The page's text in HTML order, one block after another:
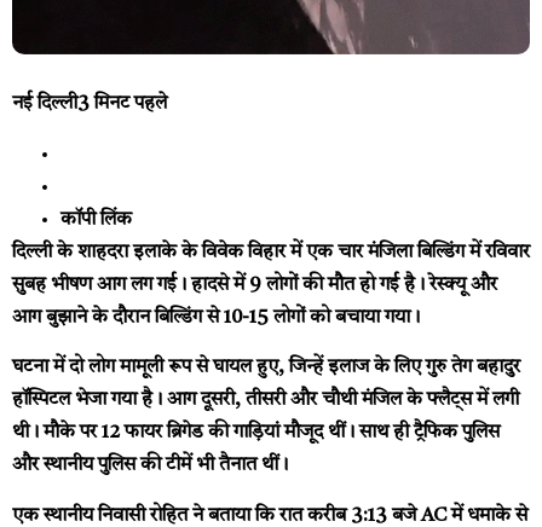
नई दिल्ली3 मिनट पहले
कॉपी लिंक
दिल्ली के शाहदरा इलाके के विवेक विहार में एक चार मंजिला बिल्डिंग में रविवार
सुबह भीषण आग लग गई। हादसे में 9 लोगों की मौत हो गई है। रेस्क्यू और
आग बुझाने के दौरान बिल्डिंग से 10-15 लोगों को बचाया गया।
घटना में दो लोग मामूली रूप से घायल हुए, जिन्हें इलाज के लिए गुरु तेग बहादुर
हॉस्पिटल भेजा गया है। आग दूसरी, तीसरी और चौथी मंजिल के फ्लैट्स में लगी
थी। मौके पर 12 फायर ब्रिगेड की गाड़ियां मौजूद थीं। साथ ही ट्रैफिक पुलिस
और स्थानीय पुलिस की टीमें भी तैनात थीं।
एक स्थानीय निवासी रोहित ने बताया कि रात करीब 3:13 बजे AC में धमाके से